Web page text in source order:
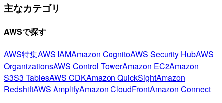
主なカテゴリ
AWSで探す
AWS特集AWS IAMAmazon CognitoAWS Security HubAWS
OrganizationsAWS Control TowerAmazon EC2Amazon
S3S3 TablesAWS CDKAmazon QuickSightAmazon
RedshiftAWS AmplifyAmazon CloudFrontAmazon Connect